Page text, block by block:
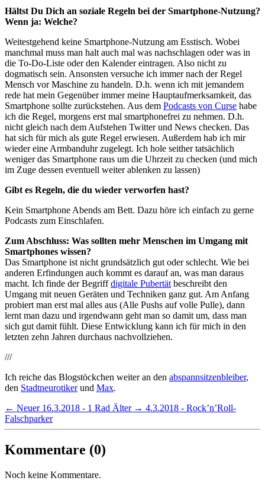
Hältst Du Dich an soziale Regeln bei der Smartphone-Nutzung?
Wenn ja: Welche?
Weitestgehend keine Smartphone-Nutzung am Esstisch. Wobei
manchmal muss man halt auch mal was nachschlagen oder was in
die To-Do-Liste oder den Kalender eintragen. Also nicht zu
dogmatisch sein. Ansonsten versuche ich immer nach der Regel
Mensch vor Maschine zu handeln. D.h. wenn ich mit jemandem
rede hat mein Gegenüber immer meine Hauptaufmerksamkeit, das
Smartphone sollte zurückstehen. Aus dem Podcasts von Curse habe
ich die Regel, morgens erst mal smartphonefrei zu nehmen. D.h.
nicht gleich nach dem Aufstehen Twitter und News checken. Das
hat sich für mich als gute Regel erwiesen. Außerdem hab ich mir
wieder eine Armbanduhr zugelegt. Ich hole seither tatsächlich
weniger das Smartphone raus um die Uhrzeit zu checken (und mich
im Zuge dessen eventuell weiter ablenken zu lassen)
Gibt es Regeln, die du wieder verworfen hast?
Kein Smartphone Abends am Bett. Dazu höre ich einfach zu gerne
Podcasts zum Einschlafen.
Zum Abschluss: Was sollten mehr Menschen im Umgang mit
Smartphones wissen?
Das Smartphone ist nicht grundsätzlich gut oder schlecht. Wie bei
anderen Erfindungen auch kommt es darauf an, was man daraus
macht. Ich finde der Begriffdigitale Pubertät beschreibt den
Umgang mit neuen Geräten und Techniken ganz gut. Am Anfang
probiert man erst mal alles aus (Alle Pushs auf volle Pulle), dann
lernt man dazu und irgendwann geht man so damit um, dass man
sich gut damit fühlt. Diese Entwicklung kann ich für mich in den
letzten zehn Jahren durchaus nachvollziehen.
///
Ich reiche das Blogstöckchen weiter an den abspannsitzenbleiber,
den Stadtneurotikerund Max.
← Neuer 16.3.2018 - 1 Rad Älter → 4.3.2018 - Rock’n’Roll-
Falschparker
Kommentare (0)
Noch keine Kommentare.